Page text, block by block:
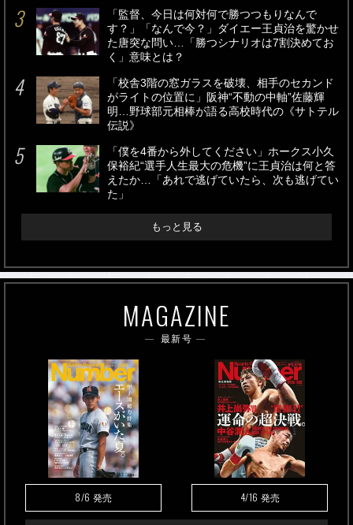
「監督、今日は何対何で勝つつもりなんで
す？」「なんで今？」ダイエー王貞治を驚かせ
た唐突な問い…「勝つシナリオは7割決めてお
く」意味とは？
「校舎3階の窓ガラスを破壊、相手のセカンド
がライトの位置に」阪神“不動の中軸”佐藤輝
明…野球部元相棒が語る高校時代の《サトテル
伝説》
「僕を4番から外してください」ホークス小久
保裕紀“選手人生最大の危機”に王貞治は何と答
えたか…「あれで逃げていたら、次も逃げてい
た」
もっと見る
MAGAZINE
最新号
8/6 発売 4/16 発売